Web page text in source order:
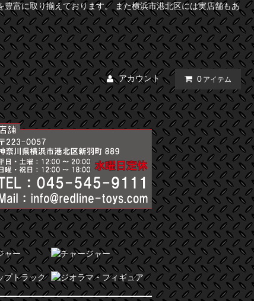
富に取り揃えております。 また横浜市港北区には実店舗もあ
アカウント 0 アイテム